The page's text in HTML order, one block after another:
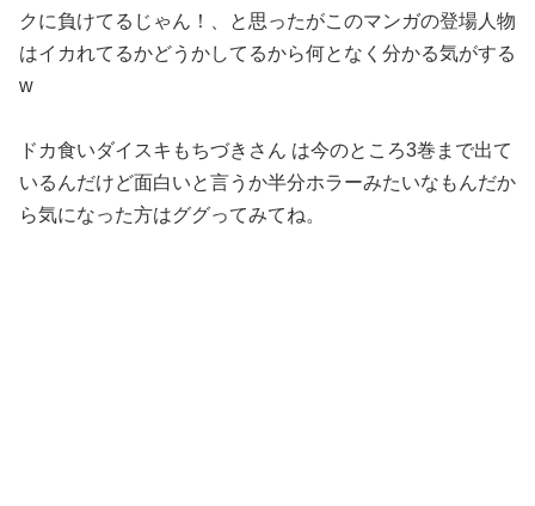
クに負けてるじゃん！、と思ったがこのマンガの登場人物
はイカれてるかどうかしてるから何となく分かる気がする
w
ドカ食いダイスキもちづきさん は今のところ3巻まで出て
いるんだけど面白いと言うか半分ホラーみたいなもんだか
ら気になった方はググってみてね。